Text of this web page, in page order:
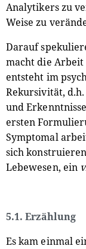
Analytikers zu
Weise zu
Darauf
macht die
entsteht im
Rekursivität,
und
ersten
Symptomal
sich
Lebewesen, ein
5.1. Erzählung
Es kam einmal